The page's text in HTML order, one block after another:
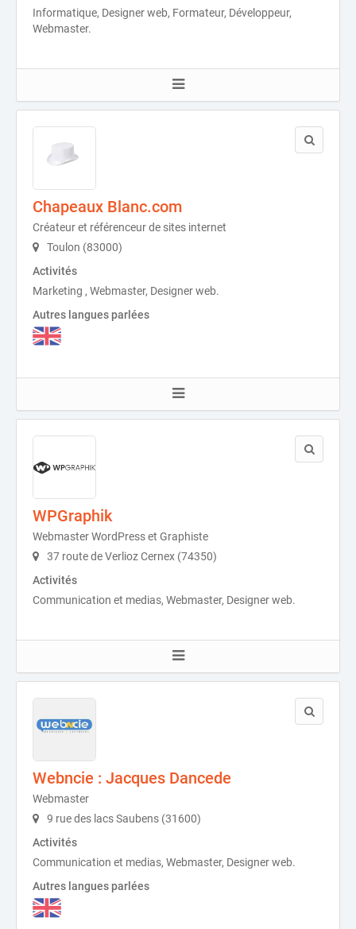
Informatique, Designer web, Formateur, Développeur,
Webmaster.
Chapeaux Blanc.com
Créateur et référenceur de sites internet
Toulon (83000)
Activités
Marketing , Webmaster, Designer web.
Autres langues parlées
WPGraphik
Webmaster WordPress et Graphiste
37 route de Verlioz Cernex (74350)
Activités
Communication et medias, Webmaster, Designer web.
Webncie : Jacques Dancede
Webmaster
9 rue des lacs Saubens (31600)
Activités
Communication et medias, Webmaster, Designer web.
Autres langues parlées